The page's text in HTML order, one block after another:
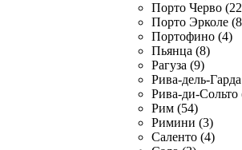
Порто Черво
Порто Эрколе
Портофино (4)
Пьянца (8)
Рагуза (9)
Рива-дель-
Рива-ди-Сольто
Рим (54)
Римини (3)
Саленто (4)